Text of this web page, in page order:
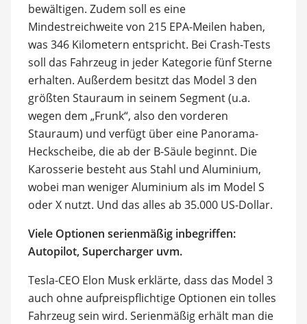
bewältigen. Zudem soll es eine
Mindestreichweite von 215 EPA-Meilen haben,
was 346 Kilometern entspricht. Bei Crash-Tests
soll das Fahrzeug in jeder Kategorie fünf Sterne
erhalten. Außerdem besitzt das Model 3 den
größten Stauraum in seinem Segment (u.a.
wegen dem „Frunk“, also den vorderen
Stauraum) und verfügt über eine Panorama-
Heckscheibe, die ab der B-Säule beginnt. Die
Karosserie besteht aus Stahl und Aluminium,
wobei man weniger Aluminium als im Model S
oder X nutzt. Und das alles ab 35.000 US-Dollar.
Viele Optionen serienmäßig inbegriffen:
Autopilot, Supercharger uvm.
Tesla-CEO Elon Musk erklärte, dass das Model 3
auch ohne aufpreispflichtige Optionen ein tolles
Fahrzeug sein wird. Serienmäßig erhält man die